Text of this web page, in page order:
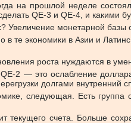
на прошлой неделе
QE-3 и QE-4, и какими
монетарной базы
те экономики в Азии и
роста нуждаются в
2 — это ослабление
долгами внутренний
следующая. Есть
счета. Больше